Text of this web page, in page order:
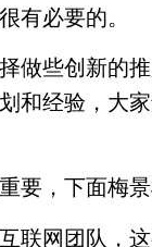
有必要的。
做些创新的
和经验，大
要，下面梅
联网团队，